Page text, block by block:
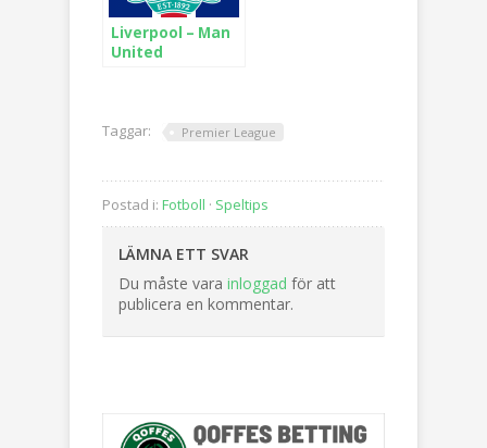
Liverpool – Man
United
Taggar: Premier League
Postad i: Fotboll · Speltips
LÄMNA ETT SVAR
Du måste vara inloggad för att
publicera en kommentar.